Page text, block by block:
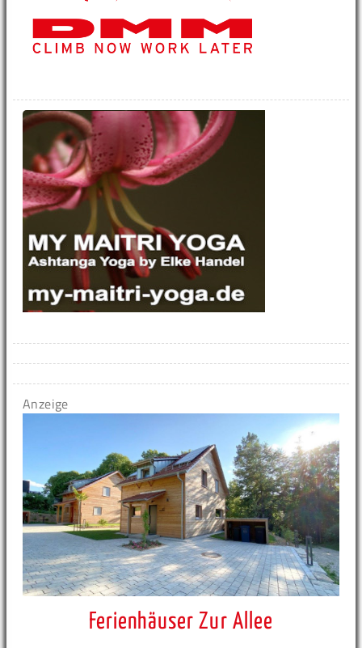
Anzeige
Ferienhäuser Zur Allee